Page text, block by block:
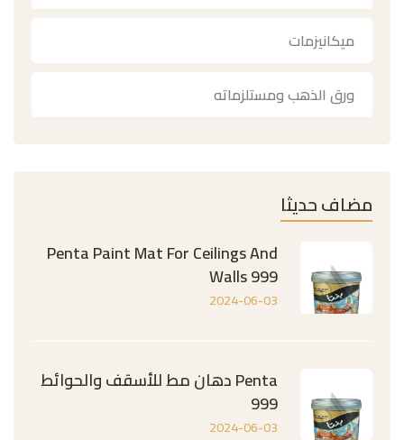
ميكانيزمات
ورق الذهب ومستلزماته
مضاف حديثا
Penta Paint Mat For Ceilings And
Walls 999
2024-06-03
Penta دهان مط للأسقف والحوائط
999
2024-06-03